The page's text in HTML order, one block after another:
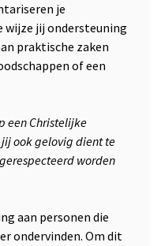
je
wijze jij ondersteuning
praktische zaken
of een
een Christelijke
ook gelovig dient te
worden
aan personen die
ondervinden. Om dit